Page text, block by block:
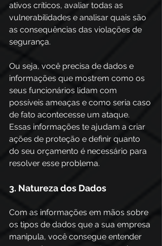
ativos críticos, avaliar todas as
vulnerabilidades e analisar quais são
as consequências das violações de
segurança.
Ou seja, você precisa de dados e
informações que mostrem como os
seus funcionários lidam com
possíveis ameaças e como seria caso
de fato acontecesse um ataque.
Essas informações te ajudam a criar
ações de proteção e definir quanto
do seu orçamento é necessário para
resolver esse problema.
3. Natureza dos Dados
Com as informações em mãos sobre
os tipos de dados que a sua empresa
manipula, você consegue entender